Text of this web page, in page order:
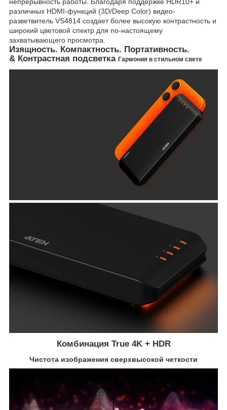
различных HDMI-функций (3D/Deep Color) видео-
разветвитель VS4814 создает более высокую контрастность и
широкий цветовой спектр для по-настоящему
захватывающего просмотра.
Изящность. Компактность. Портативность.
& Контрастная подсветка Гармония в стильном свете
Комбинация True 4K + HDR
Чистота изображения сверхвысокой четкости